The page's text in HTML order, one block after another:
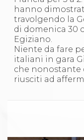
hanno
travolgendo la
di domenica 30
Egiziano.
Niente da fare
italiani in gara
che nonostante
riusciti ad